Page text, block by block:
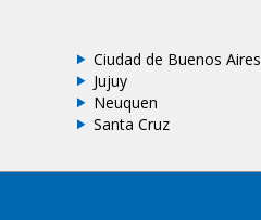
Ciudad de Buenos Aires
Jujuy
Neuquen
Santa Cruz